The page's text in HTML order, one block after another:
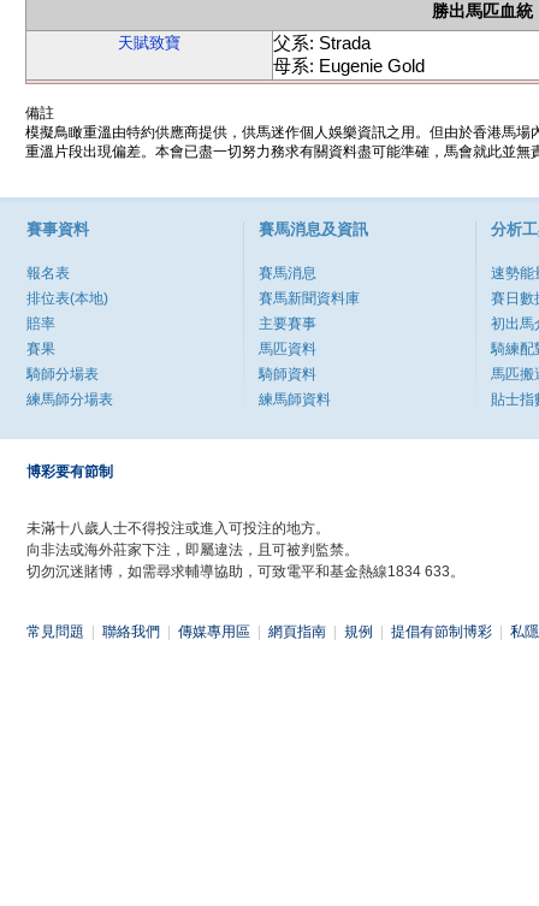
勝出馬匹血統
天賦致寶
父系: Strada
母系: Eugenie Gold
備註
模擬鳥瞰重溫由特約供應商提供，供馬迷作個人娛樂資訊之用。但由於香港馬
重溫片段出現偏差。本會已盡一切努力務求有關資料盡可能準確，馬會就此並
賽事資料
報名表
排位表(本地)
賠率
賽果
騎師分場表
練馬師分場表
賽馬消息及資訊
賽馬消息
賽馬新聞資料庫
主要賽事
馬匹資料
騎師資料
練馬師資料
分析
速勢能
賽日數
初出馬
騎練配
馬匹搬
貼士指
博彩要有節制
未滿十八歲人士不得投注或進入可投注的地方。
向非法或海外莊家下注，即屬違法，且可被判監禁。
切勿沉迷賭博，如需尋求輔導協助，可致電平和基金熱線1834 633。
常見問題 聯絡我們 傳媒專用區 網頁指南 規例 提倡有節制博彩 私